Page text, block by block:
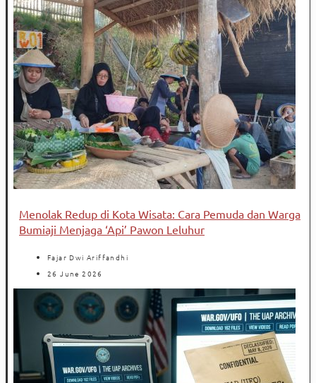
Menolak Redup di Kota Wisata: Cara Pemuda dan Warga
Bumiaji Menjaga ‘Api’ Pawon Leluhur
Fajar Dwi Ariffandhi
26 June 2026